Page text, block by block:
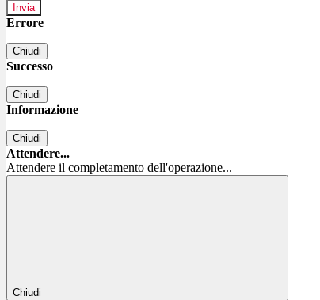
Errore
Chiudi
Successo
Chiudi
Informazione
Chiudi
Attendere...
Attendere il completamento dell'operazione...
Chiudi